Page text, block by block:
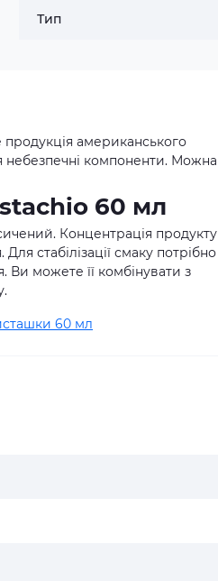
Тип
американського
небезпечні компоненти. Можна
60 мл
Концентрація продукту
стабілізації смаку потрібно
можете її комбінувати з
60 мл